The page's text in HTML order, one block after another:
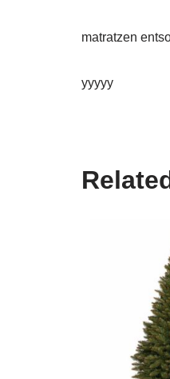
matratzen
yyyyy